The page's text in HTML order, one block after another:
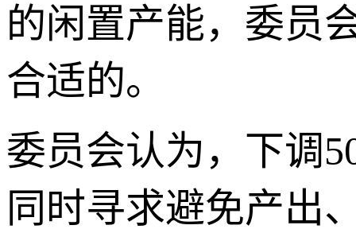
的闲置产能，委员
合适的。
委员会认为，下调
同时寻求避免产出